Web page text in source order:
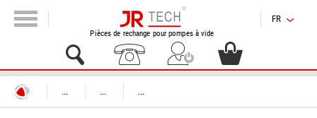
Pièces de rechange pour pompes à vide
FR
... ... ...